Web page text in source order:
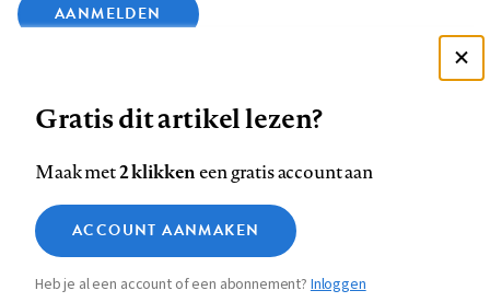
AANMELDEN
op
Facebook
op
LinkedIn
op
Bluesky
ons
op
InstagramYouTube
Footer
Contact Colofon Disclaimer Privacy
Medische vragen verdienen
betrouwbare antwoorden
Gratis dit artikel lezen?
Maak met2 klikkeneen gratis account aan
ACCOUNT AANMAKEN
Heb je al een account of een abonnement?Inloggen
Zie onze cookie policy
Analytische cookies
Marketing cookies